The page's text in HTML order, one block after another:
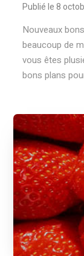
Publié le 8
Nouveaux
beaucoup de
vous êtes
bons plans